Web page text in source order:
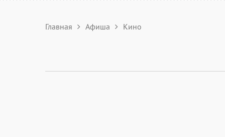
Главная Афиша Кино